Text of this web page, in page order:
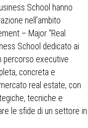
School hanno
nell’ambito
– Major “Real
School dedicato ai
percorso executive
concreta e
real estate, con
tecniche e
le sfide di un settore in